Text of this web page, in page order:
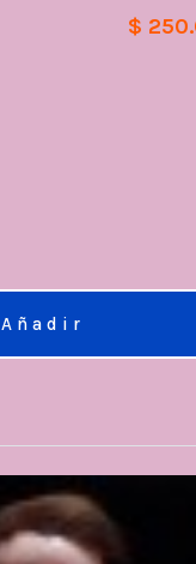
$
Añadir